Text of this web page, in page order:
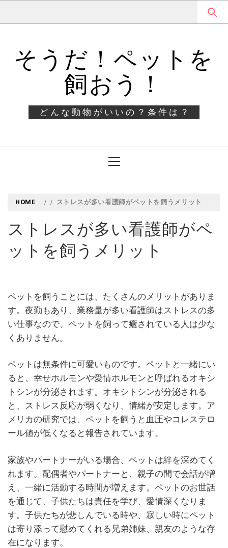
そうだ！ペットを
飼おう！
どんな動物がいいの？条件は？
Menu
HOME ストレスが多い看護師がペットを飼うメリット
ストレスが多い看護師がペ
ットを飼うメリット
ペットを飼うことには、たくさんのメリットがありま
す。夜勤もあり、業務量が多い看護師はストレスの多
い仕事なので、ペットを飼って癒されている人は少な
くありません。
ペットは無条件に可愛いものです。ペットと一緒にい
ると、幸せホルモンや愛情ホルモンと呼ばれるオキシ
トシンが分泌されます。オキシトシンが分泌される
と、ストレス反応が弱くなり、情緒が安定します。ア
メリカの研究では、ペットを飼うと血圧やコレステロ
ール値が低くなると報告されています。
家族やパートナーがいる場合、ペットは絆を深めてく
れます。配偶者やパートナーと、親子の間で会話が増
え、一緒に活動する時間が増えます。ペットのお世話
を通じて、子供たちは責任を学び、愛情深くなりま
す。子供たちが悲しんでいる時や、寂しい時にペット
は寄り添って慰めてくれる兄弟姉妹、親友のような存
在になります。